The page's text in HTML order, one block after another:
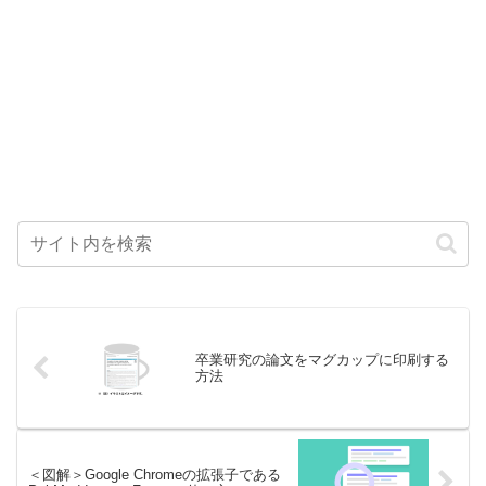
卒業研究の論文をマグカップに印刷する
方法
＜図解＞Google Chromeの拡張子である